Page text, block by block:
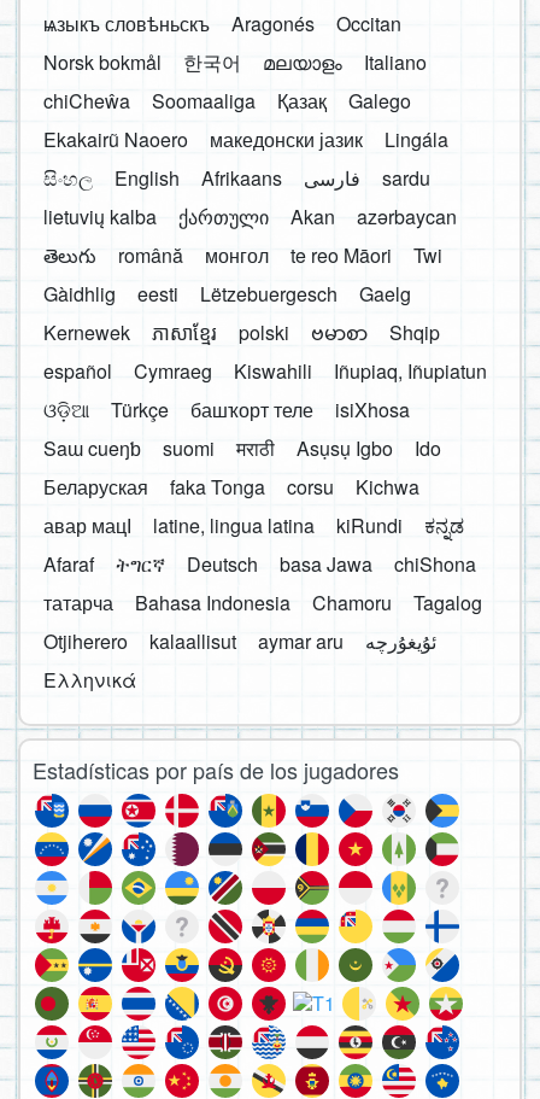
ѩзыкъ словѣньскъ
Aragonés
Occitan
Norsk bokmål
한국어 മലയാളം
Italiano
chiCheŵa
Soomaaliga Қазақ
Galego
Ekakairũ Naoero
македонски јазик
Lingála
සිංහල
English Afrikaans فارسی
sardu
lietuvių kalba
ქართული Akan
azərbaycan
తెలుగు
română монгол te reo Māori
Twi
Gàidhlig
eesti Lëtzebuergesch
Gaelg
Kernewek
ភាសាខ្មែរ polski ဗမာစာ
Shqip
español
Cymraeg Kiswahili
Iñupiaq, Iñupiatun
ଓଡ଼ିଆ
Türkçe башҡорт теле
isiXhosa
Saɯ cueŋƅ
suomi मराठी Asụsụ Igbo
Ido
Беларуская
faka Tonga corsu
Kichwa
авар мацӀ
latine, lingua latina kiRundi
ಕನ್ನಡ
Afaraf
ትግርኛ Deutsch basa Jawa
chiShona
татарча
Bahasa Indonesia Chamoru
Tagalog
Otjiherero
kalaallisut aymar aru
Ελληνικά
Estadísticas por país de los jugadores